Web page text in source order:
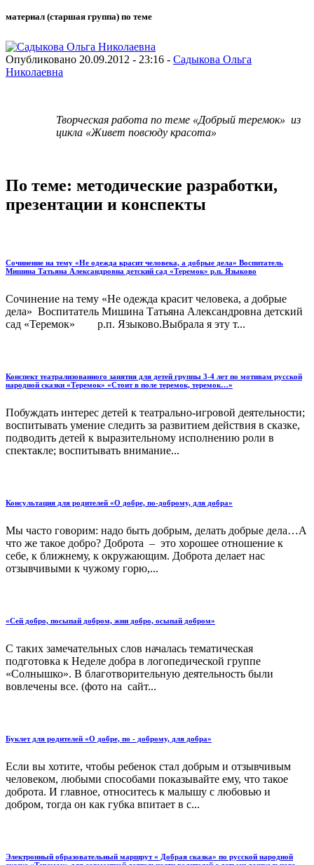
материал (старшая группа) по теме
Опубликовано 20.09.2012 - 23:16 - Садыкова Ольга
Николаевна
Творческая работа по теме «Добрый теремок» из
цикла «Живет повсюду красота»
По теме: методические разработки,
презентации и конспекты
Сочинение на тему «Не одежда красит человека, а добрые дела» Воспитатель
Мишина Татьяна Александровна детский сад «Теремок» р.п. Языково
Сочинение на тему «Не одежда красит человека, а добрые
дела» Воспитатель Мишина Татьяна Александровна детский
сад «Теремок» р.п. Языково.Выбрала я эту т...
Конспект театрализованного занятия для детей группы 3-4 лет по мотивам русской
народной сказки «Теремок» «Стоит в поле теремок, теремок…»
Побуждать интерес детей к театрально-игровой деятельности;
воспитывать умение следить за развитием действия в сказке,
подводить детей к выразительному исполнению роли в
спектакле; воспитывать внимание...
Консультация для родителей «О добре, по-доброму, для добра»
Мы часто говорим: надо быть добрым, делать добрые дела…А
что же такое добро? Доброта – это хорошее отношение к
себе, к ближнему, к окружающим. Доброта делает нас
отзывчивыми к чужому горю,...
«Сей добро, посыпай добром, жни добро, осыпай добром»
С таких замечательных слов началась тематическая
подготовка к Неделе добра в логопедической группе
«Солнышко». В благотворительную деятельность были
вовлечены все. (фото на сайт...
Буклет для родителей «О добре, по - доброму, для добра»
Если вы хотите, чтобы ребенок стал добрым и отзывчивым
человеком, любыми способами показывайте ему, что такое
доброта. И главное, относитесь к малышу с любовью и
добром, тогда он как губка впитает в с...
Электронный образовательный маршрут « Добрая сказка» по русской народной